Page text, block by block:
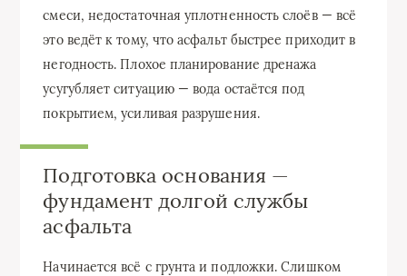
смеси, недостаточная уплотненность слоёв — всё
это ведёт к тому, что асфальт быстрее приходит в
негодность. Плохое планирование дренажа
усугубляет ситуацию — вода остаётся под
покрытием, усиливая разрушения.
Подготовка основания —
фундамент долгой службы
асфальта
Начинается всё с грунта и подложки. Слишком